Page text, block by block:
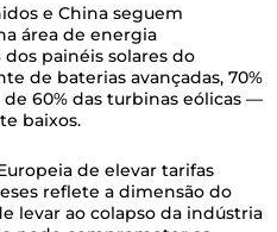
e China seguem
área de energia
painéis solares do
de baterias avançadas, 70%
60% das turbinas eólicas —
baixos.
de elevar tarifas
reflete a dimensão do
levar ao colapso da indústria